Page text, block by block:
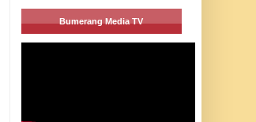
Bumerang Media TV